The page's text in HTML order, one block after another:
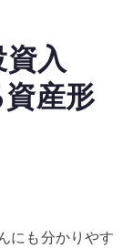
入
産形
にも分かりやす